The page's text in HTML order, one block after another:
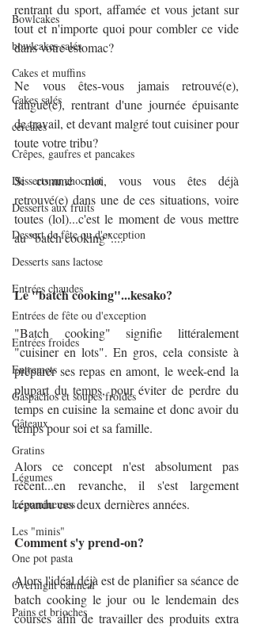
Bowlcakes
bowlcakes salés
Cakes et muffins
Cakes salés
céréales
Crêpes, gaufres et pancakes
Desserts au chocolat
Desserts aux fruits
Dessert de fête ou d'exception
Desserts sans lactose
Entrées chaudes
Entrées de fête ou d'exception
Entrées froides
Entremets
Gaspachos et soupes froides
Gâteaux
Gratins
Légumes
Légumineuses
Les "minis"
One pot pasta
Overnight oatmeal
Pains et brioches
rentrant du sport, affamée et vous jetant sur
tout et n'importe quoi pour combler ce vide
dans votre estomac?
Ne vous êtes-vous jamais retrouvé(e),
fatigué(e), rentrant d'une journée épuisante
de travail, et devant malgré tout cuisiner pour
toute votre tribu?
Si comme moi, vous vous êtes déjà
retrouvé(e) dans une de ces situations, voire
toutes (lol)...c'est le moment de vous mettre
au "batch cooking"....
Le "batch cooking"...kesako?
"Batch cooking" signifie littéralement
"cuisiner en lots". En gros, cela consiste à
préparer ses repas en amont, le week-end la
plupart du temps, pour éviter de perdre du
temps en cuisine la semaine et donc avoir du
temps pour soi et sa famille.
Alors ce concept n'est absolument pas
récent...en revanche, il s'est largement
répandu ces deux dernières années.
Comment s'y prend-on?
Alors l'idéal déjà est de planifier sa séance de
batch cooking le jour ou le lendemain des
courses afin de travailler des produits extra